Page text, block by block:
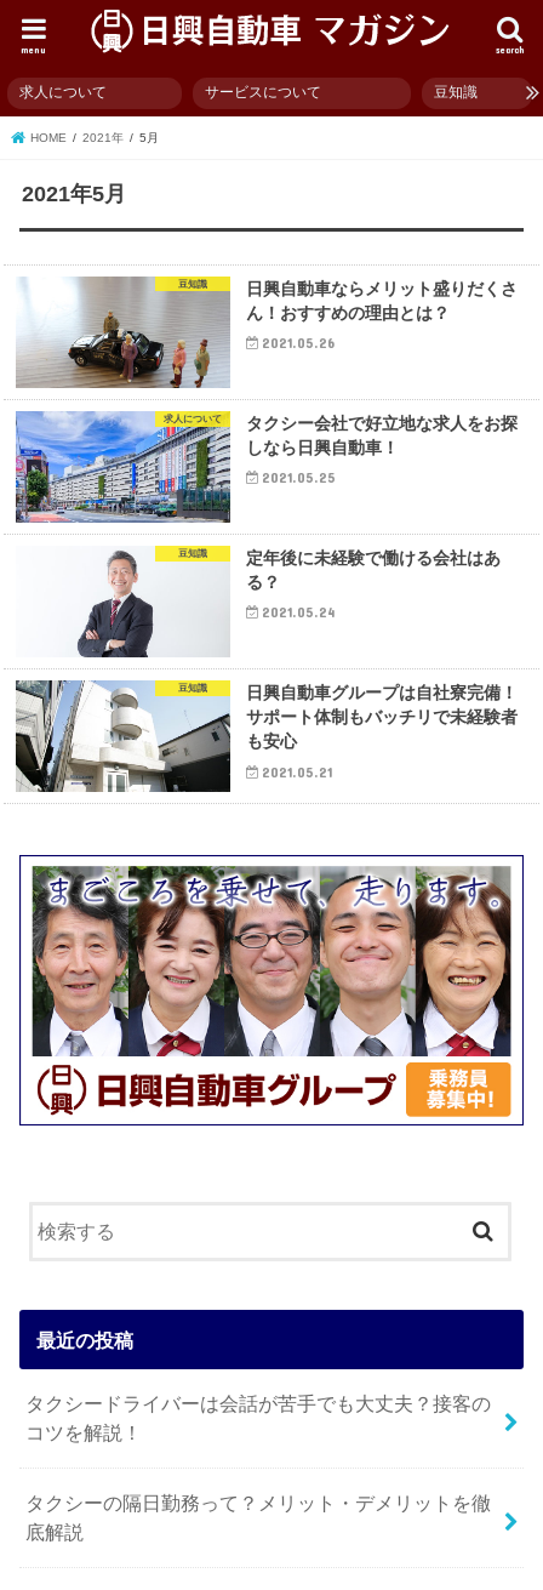
search
menu
求人について サービスについて 豆知識
HOME 2021年 5月
2021年5月
豆知識
日興自動車ならメリット盛りだくさ
ん！おすすめの理由とは？
2021.05.26
求人について
タクシー会社で好立地な求人をお探
しなら日興自動車！
2021.05.25
豆知識
定年後に未経験で働ける会社はあ
る？
2021.05.24
豆知識
日興自動車グループは自社寮完備！
サポート体制もバッチリで未経験者
も安心
2021.05.21
最近の投稿
タクシードライバーは会話が苦手でも大丈夫？接客の
コツを解説！
タクシーの隔日勤務って？メリット・デメリットを徹
底解説